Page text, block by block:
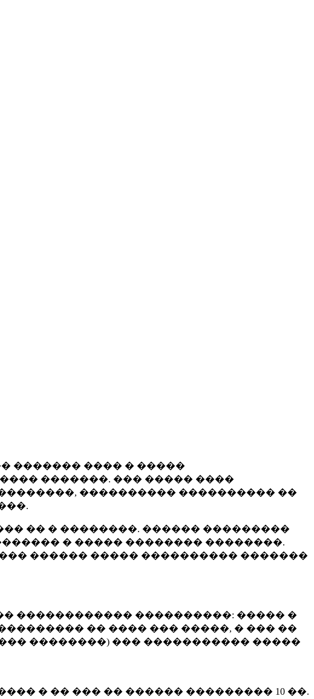
������� ���� � �����
�������. ��� ����� ����
���������� ���������� ��
�� � ��������. ������ ���������
� ����� �������� ��������.
������ ����� ���������� �������
������������ ����������: ����� �
�� ���� ��� �����, � ��� ��
��������) ��� ����������� �����
� �� ��� �� ������ ��������� 10 ��.